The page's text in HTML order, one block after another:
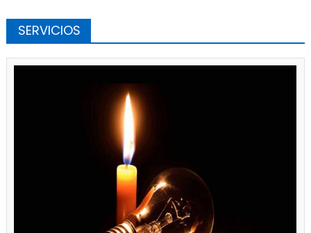
SERVICIOS